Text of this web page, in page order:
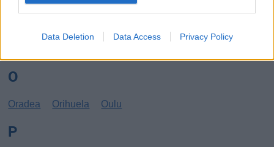
Data Deletion Data Access Privacy Policy
O
Oradea Orihuela Oulu
P